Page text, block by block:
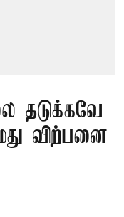
தடுக்கவே
விற்பனை